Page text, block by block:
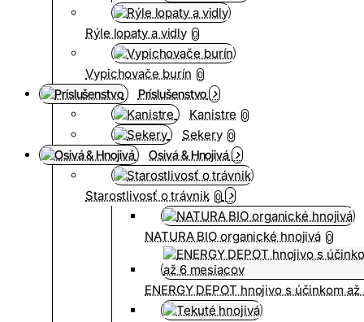
Rýle lopaty a vidly 0
Vypichovače burín 0
Príslušenstvo
Kanistre 0
Sekery 0
Osivá & Hnojivá
Starostlivosť o trávnik 0
NATURA BIO organické hnojivá 0
ENERGY DEPOT hnojivo s účinkom